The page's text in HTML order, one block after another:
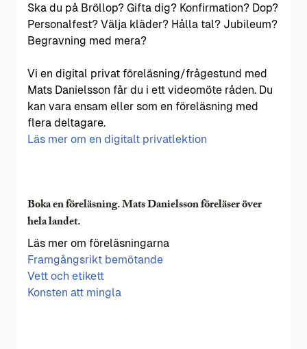
Ska du på Bröllop? Gifta dig? Konfirmation? Dop?
Personalfest? Välja kläder? Hålla tal? Jubileum?
Begravning med mera?
Vi en digital privat föreläsning/frågestund med
Mats Danielsson får du i ett videomöte råden. Du
kan vara ensam eller som en föreläsning med
flera deltagare.
Läs mer om en digitalt privatlektion
Boka en föreläsning. Mats Danielsson föreläser över
hela landet.
Läs mer om föreläsningarna
Framgångsrikt bemötande
Vett och etikett
Konsten att mingla